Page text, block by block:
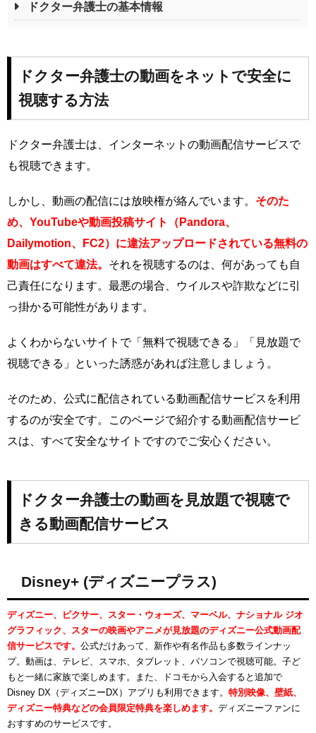
ドクター弁護士の基本情報
ドクター弁護士の動画をネットで安全に
視聴する方法
ドクター弁護士は、インターネットの動画配信サービスで
も視聴できます。
しかし、動画の配信には放映権が絡んでいます。 そのた
め、YouTubeや動画投稿サイト（Pandora、
Dailymotion、FC2）に違法アップロードされている無料の
動画はすべて違法。 それを視聴するのは、何があっても自
己責任になります。最悪の場合、ウイルスや詐欺などに引
っ掛かる可能性があります。
よくわからないサイトで「無料で視聴できる」「見放題で
視聴できる」といった誘惑があれば注意しましょう。
そのため、公式に配信されている動画配信サービスを利用
するのが安全です。このページで紹介する動画配信サービ
スは、すべて安全なサイトですのでご安心ください。
ドクター弁護士の動画を見放題で視聴で
きる動画配信サービス
Disney+ (ディズニープラス)
ディズニー、ピクサー、スター・ウォーズ、マーベル、ナショナル ジオ
グラフィック、スターの映画やアニメが見放題のディズニー公式動画配
信サービスです。 公式だけあって、新作や有名作品も多数ラインナッ
プ。動画は、テレビ、スマホ、タブレット、パソコンで視聴可能。子ど
もと一緒に家族で楽しめます。また、ドコモから入会すると追加で
Disney DX（ディズニーDX）アプリも利用できます。 特別映像、壁紙、
ディズニー特典などの会員限定特典を楽しめます。 ディズニーファンに
おすすめのサービスです。